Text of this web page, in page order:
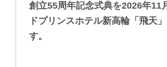
創立55周年記念式典を2026年11
ドプリンスホテル新高輪「飛天
す。